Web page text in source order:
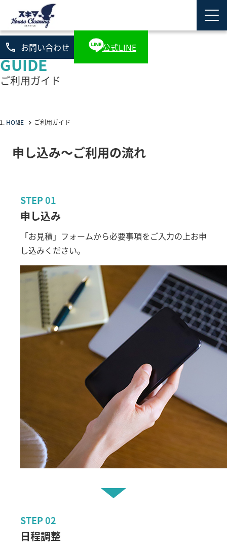
GUIDE
ご利用ガイド
HOME ご利用ガイド
申し込み〜ご利用の流れ
STEP01
申し込み
「お見積」フォームから必要事項をご入力の上お申
し込みください。
STEP02
日程調整
phone お問い合わせ 公式LINE